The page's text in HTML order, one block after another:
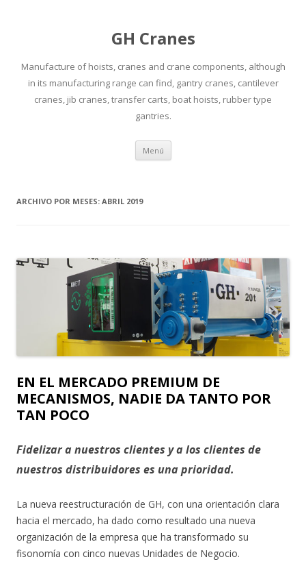
GH Cranes
Manufacture of hoists, cranes and crane components, although
in its manufacturing range can find, gantry cranes, cantilever
cranes, jib cranes, transfer carts, boat hoists, rubber type
gantries.
Menú Saltar
contenido
ARCHIVO POR MESES: ABRIL 2019
EN EL MERCADO PREMIUM DE
MECANISMOS, NADIE DA TANTO POR
TAN POCO
Fidelizar a nuestros clientes y a los clientes de
nuestros distribuidores es una prioridad.
La nueva reestructuración de GH, con una orientación clara
hacia el mercado, ha dado como resultado una nueva
organización de la empresa que ha transformado su
fisonomía con cinco nuevas Unidades de Negocio.